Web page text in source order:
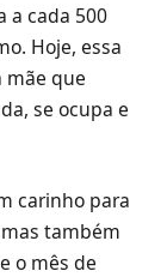
a cada 500
Hoje, essa
mãe que
se ocupa e
carinho para
também
o mês de